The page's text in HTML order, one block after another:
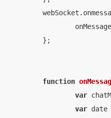
function
var
var date